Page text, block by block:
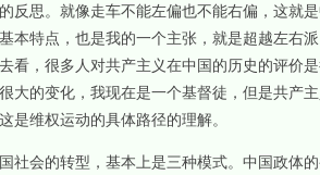
反思。就像走车不能左偏也不能右偏，这就
本特点，也是我的一个主张，就是超越左右
看，很多人对共产主义在中国的历史的评价
大的变化，我现在是一个基督徒，但是共产
是维权运动的具体路径的理解。
社会的转型，基本上是三种模式。中国政体